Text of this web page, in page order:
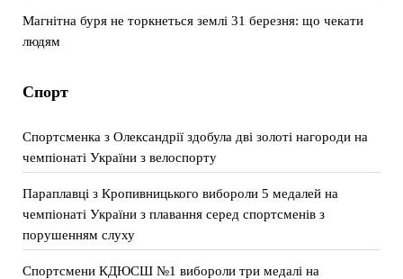
Магнітна буря не торкнеться землі 31 березня: що чекати
людям
Спорт
Спортсменка з Олександрії здобула дві золоті нагороди на
чемпіонаті України з велоспорту
Параплавці з Кропивницького вибороли 5 медалей на
чемпіонаті України з плавання серед спортсменів з
порушенням слуху
Спортсмени КДЮСШ №1 вибороли три медалі на